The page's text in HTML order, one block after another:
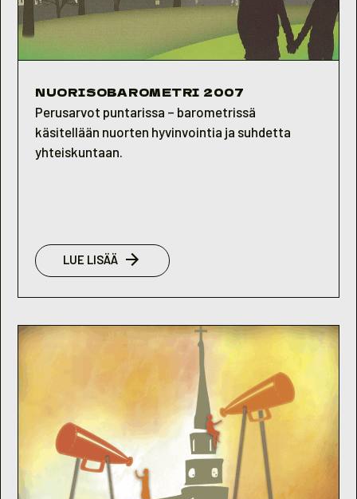
NUORISOBAROMETRI 2007
Perusarvot puntarissa – barometrissä
käsitellään nuorten hyvinvointia ja suhdetta
yhteiskuntaan.
LUE LISÄÄ:
NUORISOBAROMETRI